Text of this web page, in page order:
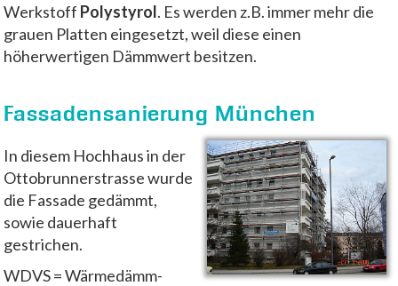
Werkstoff Polystyrol. Es werden z.B. immer mehr die
grauen Platten eingesetzt, weil diese einen
höherwertigen Dämmwert besitzen.
Fassadensanierung München
In diesem Hochhaus in der
Ottobrunnerstrasse wurde
die Fassade gedämmt,
sowie dauerhaft
gestrichen.
WDVS = Wärmedämm-